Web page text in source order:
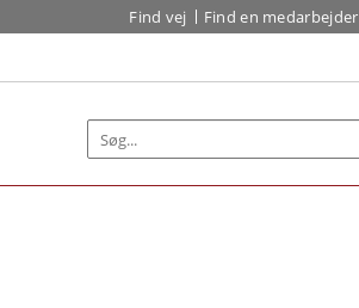
Find vej Find en medarbejder